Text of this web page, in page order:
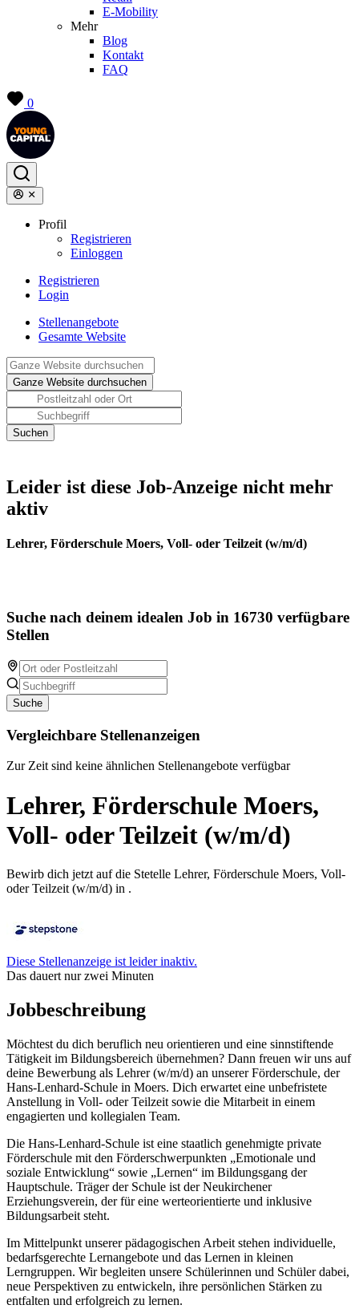
E-Mobility
Mehr
Blog
Kontakt
FAQ
0
Profil
Registrieren
Einloggen
Registrieren
Login
Stellenangebote
Gesamte Website
Leider ist diese Job-Anzeige nicht mehr
aktiv
Lehrer, Förderschule Moers, Voll- oder Teilzeit (w/m/d)
Suche nach deinem idealen Job in 16730 verfügbare
Stellen
Suche
Vergleichbare Stellenanzeigen
Zur Zeit sind keine ähnlichen Stellenangebote verfügbar
Lehrer, Förderschule Moers,
Voll- oder Teilzeit (w/m/d)
Bewirb dich jetzt auf die Stetelle Lehrer, Förderschule Moers, Voll-
oder Teilzeit (w/m/d) in .
Diese Stellenanzeige ist leider inaktiv.
Das dauert nur zwei Minuten
Jobbeschreibung
Möchtest du dich beruflich neu orientieren und eine sinnstiftende
Tätigkeit im Bildungsbereich übernehmen? Dann freuen wir uns auf
deine Bewerbung als Lehrer (w/m/d) an unserer Förderschule, der
Hans-Lenhard-Schule in Moers. Dich erwartet eine unbefristete
Anstellung in Voll- oder Teilzeit sowie die Mitarbeit in einem
engagierten und kollegialen Team.
Die Hans-Lenhard-Schule ist eine staatlich genehmigte private
Förderschule mit den Förderschwerpunkten „Emotionale und
soziale Entwicklung“ sowie „Lernen“ im Bildungsgang der
Hauptschule. Träger der Schule ist der Neukirchener
Erziehungsverein, der für eine werteorientierte und inklusive
Bildungsarbeit steht.
Im Mittelpunkt unserer pädagogischen Arbeit stehen individuelle,
bedarfsgerechte Lernangebote und das Lernen in kleinen
Lerngruppen. Wir begleiten unsere Schülerinnen und Schüler dabei,
neue Perspektiven zu entwickeln, ihre persönlichen Stärken zu
entfalten und erfolgreich zu lernen.